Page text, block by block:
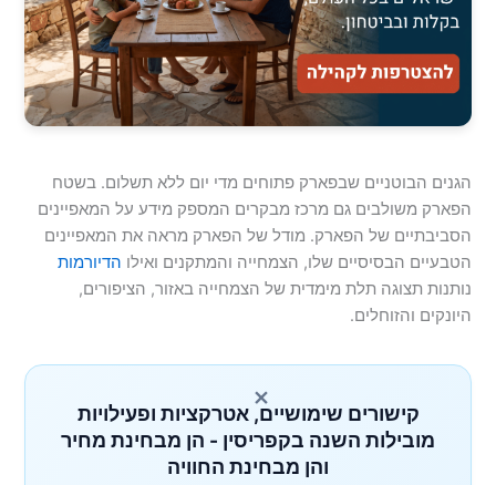
הגנים הבוטניים שבפארק פתוחים מדי יום ללא תשלום. בשטח
הפארק משולבים גם מרכז מבקרים המספק מידע על המאפיינים
הסביבתיים של הפארק. מודל של הפארק מראה את המאפיינים
הטבעיים הבסיסיים שלו, הצמחייה והמתקנים ואילו הדיורמות
נותנות תצוגה תלת מימדית של הצמחייה באזור, הציפורים,
היונקים והזוחלים.
×
קישורים שימושיים, אטרקציות ופעילויות
מובילות השנה בקפריסין - הן מבחינת מחיר
והן מבחינת החוויה